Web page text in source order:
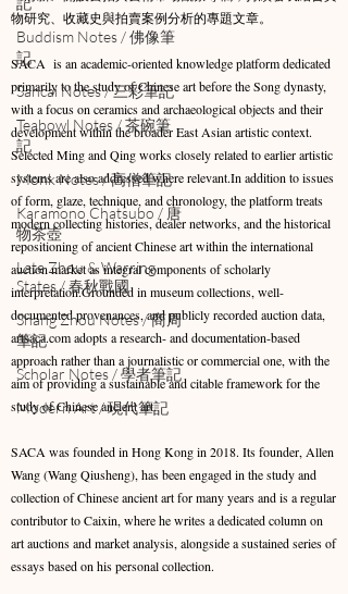
Buddism Notes / 佛像筆
記
Sancai Notes / 三彩筆記
Teabowl Notes / 茶碗筆
記
Monk Notes / 高僧筆記
Karamono Chatsubo / 唐
物茶壺
Late Zhou & Warring
States / 春秋戰國
Shang Zhou Notes / 商周
筆記
Scholar Notes / 學者筆記
Modern Art / 現代筆記
物研究、收藏史與拍賣案例分析的專題文章。
SACA is an academic-oriented knowledge platform dedicated
primarily to the study of Chinese art before the Song dynasty,
with a focus on ceramics and archaeological objects and their
development within the broader East Asian artistic context.
Selected Ming and Qing works closely related to earlier artistic
systems are also addressed where relevant.​In addition to issues
of form, glaze, technique, and chronology, the platform treats
modern collecting histories, dealer networks, and the historical
repositioning of ancient Chinese art within the international
auction market as integral components of scholarly
interpretation.Grounded in museum collections, well-
documented provenances, and publicly recorded auction data,
artsaca.com adopts a research- and documentation-based
approach rather than a journalistic or commercial one, with the
aim of providing a sustainable and citable framework for the
study of Chinese ancient art.
SACA was founded in Hong Kong in 2018. Its founder, Allen
Wang (Wang Qiusheng), has been engaged in the study and
collection of Chinese ancient art for many years and is a regular
contributor to Caixin, where he writes a dedicated column on
art auctions and market analysis, alongside a sustained series of
essays based on his personal collection.